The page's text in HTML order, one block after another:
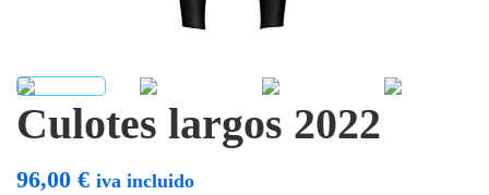
Culotes largos 2022
96,00 € iva incluido